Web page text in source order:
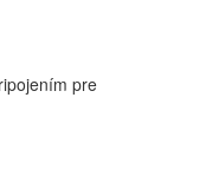
pre